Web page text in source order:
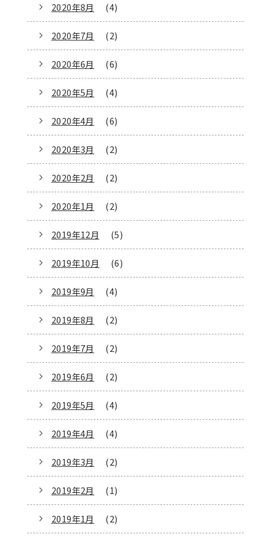
2020年8月 (4)
2020年7月 (2)
2020年6月 (6)
2020年5月 (4)
2020年4月 (6)
2020年3月 (2)
2020年2月 (2)
2020年1月 (2)
2019年12月 (5)
2019年10月 (6)
2019年9月 (4)
2019年8月 (2)
2019年7月 (2)
2019年6月 (2)
2019年5月 (4)
2019年4月 (4)
2019年3月 (2)
2019年2月 (1)
2019年1月 (2)